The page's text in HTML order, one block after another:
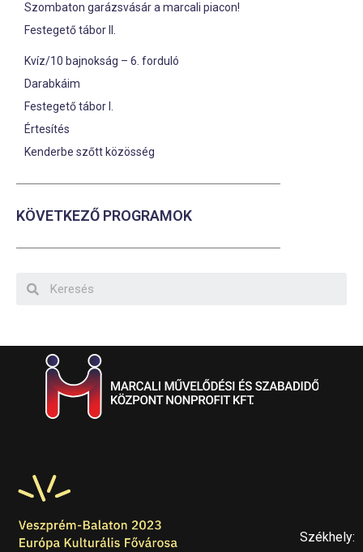
Szombaton garázsvásár a marcali piacon!
Festegető tábor II.
Kvíz/10 bajnokság – 6. forduló
Darabkáim
Festegető tábor I.
Értesítés
Kenderbe szőtt közösség
KÖVETKEZŐ PROGRAMOK
Székhely: